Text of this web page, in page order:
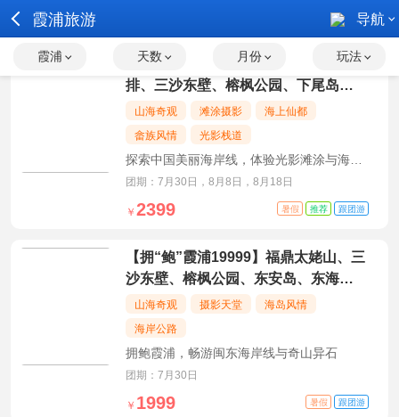
霞浦旅游 导航
【拥鲍·霞浦】福鼎太姥山、海上鱼
排、三沙东壁、榕枫公园、下尾岛双
动五日游
山海奇观 滩涂摄影
海上仙都
畲族风情
光影栈道
探索中国美丽海岸线，体验光影滩涂与海上
仙都的独特魅力
团期：7月30日，8月8日，8月18日
暑假 推荐 跟团游
￥ 2399
【拥“鲍”霞浦19999】福鼎太姥山、三
沙东壁、榕枫公园、东安岛、东海一
号、下尾岛双动五日游
山海奇观 摄影天堂
海岛风情
海岸公路
拥鲍霞浦，畅游闽东海岸线与奇山异石
团期：7月30日
暑假 跟团游
￥ 1999
霞浦 天数 月份 玩法